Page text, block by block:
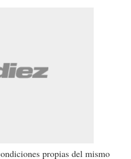
propias del mismo